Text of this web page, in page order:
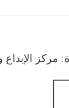
مركز الإبداع